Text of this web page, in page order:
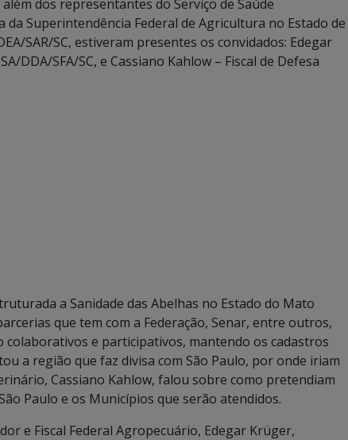
dos representantes do Serviço de Saúde
Superintendência Federal de Agricultura no Estado de
SAR/SC, estiveram presentes os convidados: Edegar
DDA/SFA/SC, e Cassiano Kahlow – Fiscal de Defesa
a Sanidade das Abelhas no Estado do Mato
que tem com a Federação, Senar, entre outros,
e participativos, mantendo os cadastros
a região que faz divisa com São Paulo, por onde iriam
Cassiano Kahlow, falou sobre como pretendiam
Paulo e os Municípios que serão atendidos.
e Fiscal Federal Agropecuário, Edegar Krüger,